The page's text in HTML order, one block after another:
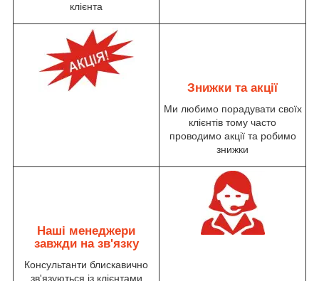
клієнта
Знижки та акції
Ми любимо порадувати своїх
клієнтів тому часто
проводимо акції та робимо
знижки
Наші менеджери
завжди на зв'язку
Консультанти блискавично
зв'язуються із клієнтами